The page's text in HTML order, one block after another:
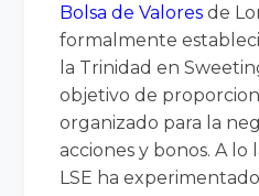
Bolsa de Valores de
formalmente
la Trinidad en
objetivo de
organizado para la
acciones y bonos. A lo
LSE ha